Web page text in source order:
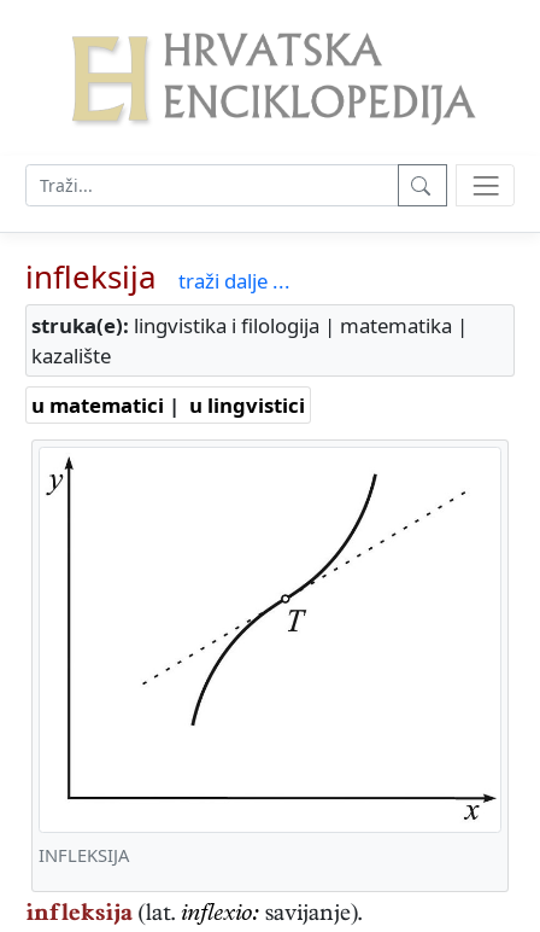
infleksija
traži dalje ...
struka(e): lingvistika i filologija | matematika |
kazalište
u matematici | u lingvistici
INFLEKSIJA
infleksija (lat. inflexio: savijanje).